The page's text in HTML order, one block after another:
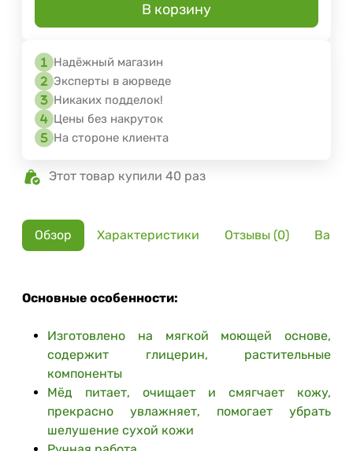
В корзину
Надёжный магазин
Эксперты в аюрведе
Никаких подделок!
Цены без накруток
На стороне клиента
Этот товар купили 40 раз
Обзор Характеристики Отзывы (0)
Основные особенности:
Изготовлено на мягкой моющей основе,
содержит глицерин, растительные
компоненты
Мёд питает, очищает и смягчает кожу,
прекрасно увлажняет, помогает убрать
шелушение сухой кожи